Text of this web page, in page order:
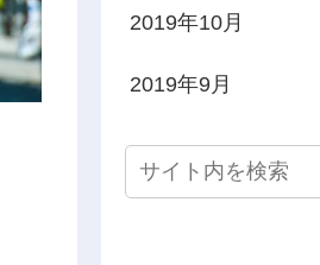
2019年10月
2019年9月